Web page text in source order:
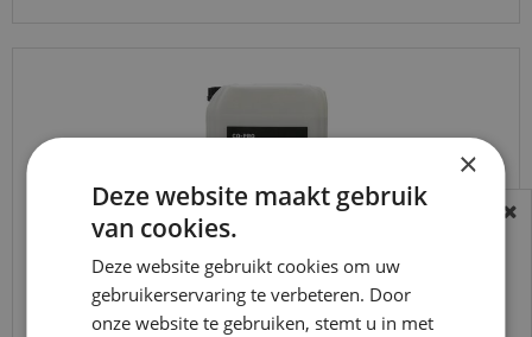
Co-pro - Primer kleurloos Universeel - 10kg
BEREIKBAARHEID
In verband met de vakantie periode zijn wij
t/m 14 augustus telefonisch helaas niet
bereikbaar.
×
Deze website maakt gebruik
van cookies.
Deze website gebruikt cookies om uw
gebruikerservaring te verbeteren. Door
onze website te gebruiken, stemt u in met